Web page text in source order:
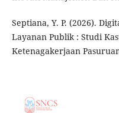
Septiana, Y. P. (2026).
Layanan Publik : Studi
Ketenagakerjaan